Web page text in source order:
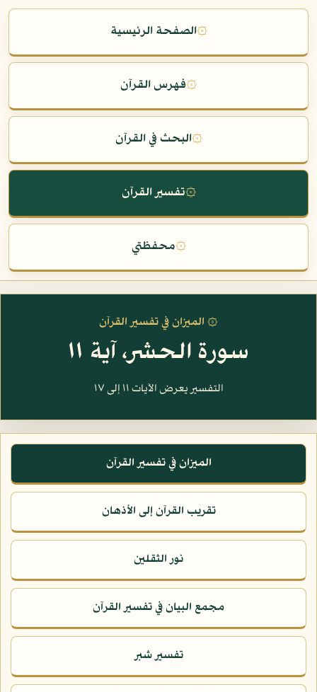
۞الصفحة الرئيسية
۞فهرس القرآن
۞البحث في القرآن
۞تفسير القرآن
۞محفظتي
۞ الميزان في تفسير القرآن
سورة الحشر، آية ١١
التفسير يعرض الآيات ١١ إلى ١٧
الميزان في تفسير القرآن
تقريب القرآن إلى الأذهان
نور الثقلين
مجمع البيان في تفسير القرآن
تفسير شبر